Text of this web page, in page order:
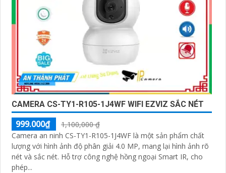
CAMERA CS-TY1-R105-1J4WF WIFI EZVIZ SẮC NÉT
999.000₫
1,100,000 ₫
Camera an ninh CS-TY1-R105-1J4WF là một sản phẩm chất
lượng với hình ảnh độ phân giải 4.0 MP, mang lại hình ảnh rõ
nét và sắc nét. Hỗ trợ công nghệ hồng ngoại Smart IR, cho
phép...